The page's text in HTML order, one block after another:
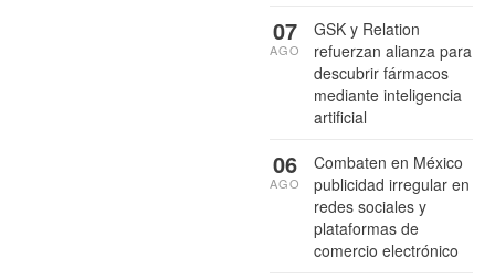
GSK y Relation
refuerzan alianza para
descubrir fármacos
mediante inteligencia
artificial
07
AGO
Combaten en México
publicidad irregular en
redes sociales y
plataformas de
comercio electrónico
06
AGO